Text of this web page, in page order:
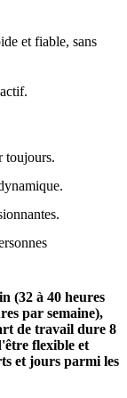
et fiable, sans
toujours.
(32 à 40 heures
par semaine),
de travail dure 8
flexible et
et jours parmi les